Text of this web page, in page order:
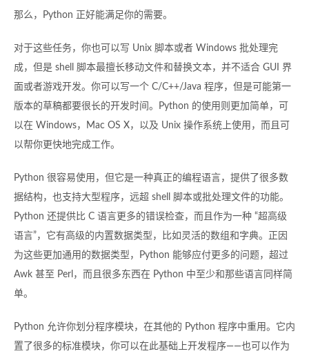
那么，Python 正好能满足你的需要。
对于这些任务，你也可以写 Unix 脚本或者 Windows 批处理完
成，但是 shell 脚本最擅长移动文件和替换文本，并不适合 GUI 界
面或者游戏开发。你可以写一个 C/C++/Java 程序，但是可能第一
版本的草稿都要很长的开发时间。Python 的使用则更加简单，可
以在 Windows，Mac OS X，以及 Unix 操作系统上使用，而且可
以帮你更快地完成工作。
Python 很容易使用，但它是一种真正的编程语言，提供了很多数
据结构，也支持大型程序，远超 shell 脚本或批处理文件的功能。
Python 还提供比 C 语言更多的错误检查，而且作为一种 “超高级
语言”，它有高级的内置数据类型，比如灵活的数组和字典。正因
为这些更加通用的数据类型，Python 能够应付更多的问题，超过
Awk 甚至 Perl，而且很多东西在 Python 中至少和那些语言同样简
单。
Python 允许你划分程序模块，在其他的 Python 程序中重用。它内
置了很多的标准模块，你可以在此基础上开发程序——也可以作为